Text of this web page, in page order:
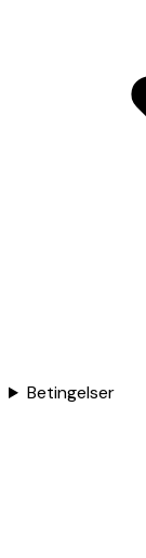
Betingelser